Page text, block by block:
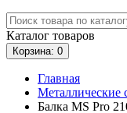
Каталог товаров
Корзина: 0
Главная
Металлические
Балка MS Pro